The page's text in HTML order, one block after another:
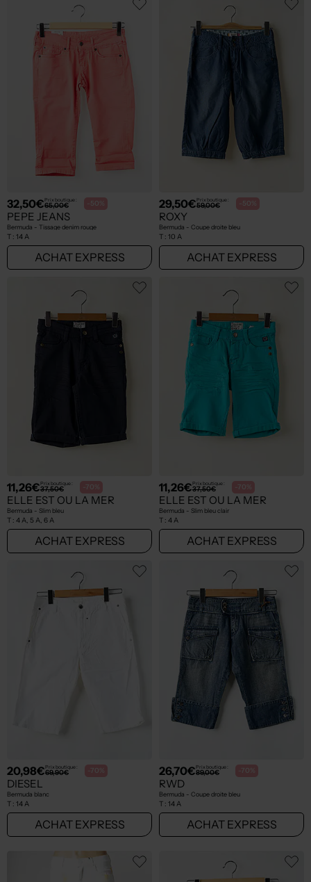
32,50€Prix boutique :
65,00€ -50%
PEPE JEANS
Bermuda - Tissage denim rouge
T : 14 A
ACHAT EXPRESS
29,50€Prix boutique :
59,00€ -50%
ROXY
Bermuda - Coupe droite bleu
T : 10 A
ACHAT EXPRESS
11,26€Prix boutique :
37,50€ -70%
ELLE EST OU LA MER
Bermuda - Slim bleu
T : 4 A, 5 A, 6 A
ACHAT EXPRESS
11,26€Prix boutique :
37,50€ -70%
ELLE EST OU LA MER
Bermuda - Slim bleu clair
T : 4 A
ACHAT EXPRESS
20,98€Prix boutique :
69,90€ -70%
DIESEL
Bermuda blanc
T : 14 A
ACHAT EXPRESS
26,70€Prix boutique :
89,00€ -70%
RWD
Bermuda - Coupe droite bleu
T : 14 A
ACHAT EXPRESS